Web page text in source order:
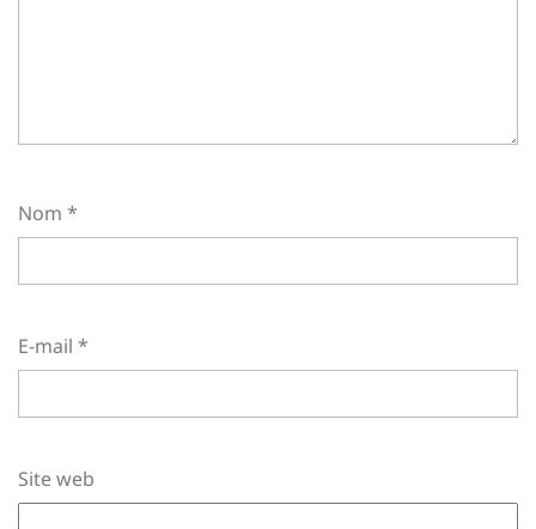
Nom *
E-mail *
Site web